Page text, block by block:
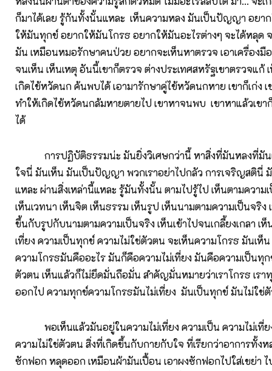
ก็มาได้เลย รู้กันทั้งนั้นแหละ เห็นความหลง มันเป็นปัญญา อยา
ให้มันทุกข์ อยากให้มันโกรธ อยากให้มันอะไรต่างๆ จะได้หลุด
มัน เหมือนหมอรักษาคนป่วย อยากจะเห็นหาตรวจ เอาเครื่องมื
จนเห็น เห็นเหตุ อันนี้เขาก็ตรวจ ต่างประเทศสหรัฐเขาตรวจแก้
เกิดไข้หวัดนก ค้นพบได้ เอามารักษาคู่ไข้หวัดนกหาย เขาก็เก่ง
ทำให้เกิดไข้หวัดนกล้มหายตายไป เขาหาจนพบ เขาหาแล้วเขา
ได้
การปฏิบัติธรรมน่ะ มันยิ่งวิเศษกว่านี้ หาสิ่งที่มันหลงที่มัน
ใจนี่ มันเห็น มันเป็นปัญญา พวกเราอย่าไปกลัว การเจริญสตินี่
แหละ ผ่านสิ่งเหล่านี้แหละ รู้มันทั้งนั้น ตามไปรู้ไป เห็นตามความ
เห็นเวทนา เห็นจิต เห็นธรรม เห็นรูป เห็นนามตามความเป็นจริง
ขึ้นกับรูปกับนามตามความเป็นจริง เห็นเข้าไปจนเกลี้ยงเกลา เ
เที่ยง ความเป็นทุกข์ ความไม่ใช่ตัวตน จะเห็นความโกรธ มันเห็
ความโกรธมันคืออะไร มันก็คือความไม่เที่ยง มันคือความเป็นทุ
ตัวตน เห็นแล้วก็ไม่ยึดมั่นถือมั่น สำคัญมั่นหมายว่าเราโกรธ เรา
ออกไป ความทุกข์ความโกรธมันไม่เที่ยง มันเป็นทุกข์ มันไม่ใช่ตั
พอเห็นแล้วมันอยู่ในความไม่เที่ยง ความเป็น ความไม่เที่ย
ความไม่ใช่ตัวตน สิ่งที่เกิดขึ้นกับกายกับใจ ที่เรียกว่าอาการทั้ง
ซักฟอก หลุดออก เหมือนผ้ามันเปื้อน เอาผงซักฟอกไปใส่เขย่า ไ